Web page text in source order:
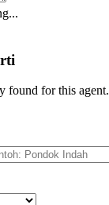
found for this agent.